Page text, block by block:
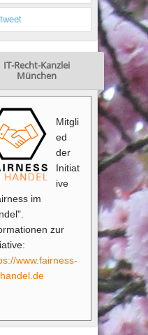
tweet
IT-Recht-Kanzlei
München
Mitgli
ed
der
Initiat
ive
im
zur
www.fairness-